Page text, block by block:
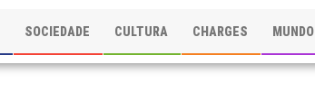
SOCIEDADE CULTURA CHARGES MUNDO